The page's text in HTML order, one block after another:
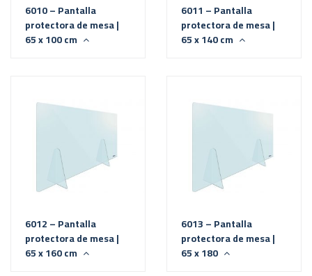
6010 – Pantalla
protectora de mesa |
65 x 100 cm
6011 – Pantalla
protectora de mesa |
65 x 140 cm
6012 – Pantalla
protectora de mesa |
65 x 160 cm
6013 – Pantalla
protectora de mesa |
65 x 180